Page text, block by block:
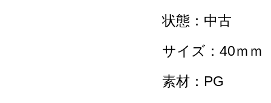
状態：中古
サイズ：40ｍｍ
素材：PG